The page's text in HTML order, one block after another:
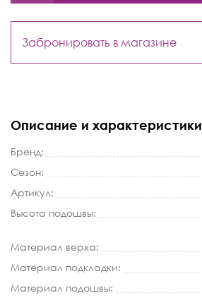
Забронировать в магазине
Описание и характеристики
Бренд:
Сезон:
Артикул:
Высота подошвы:
Материал верха:
Материал подкладки:
Материал подошвы: